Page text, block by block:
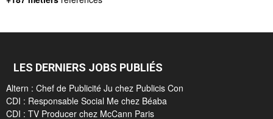
LES DERNIERS JOBS PUBLIÉS
Altern : Chef de Publicité Ju chez Publicis Con
CDI : Responsable Social Me chez Béaba
CDI : TV Producer chez McCann Paris